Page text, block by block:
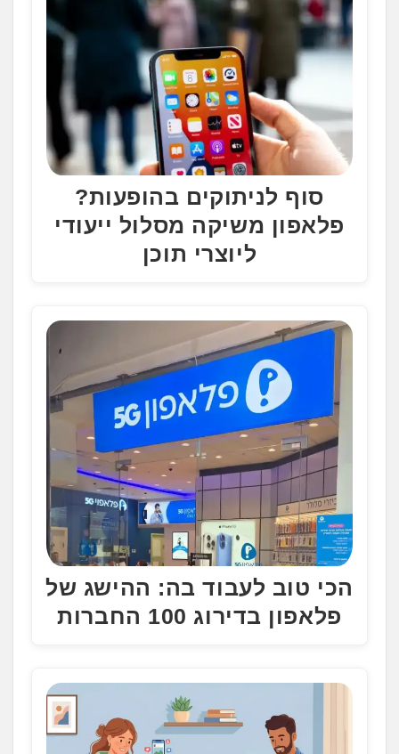
סוף לניתוקים בהופעות?
פלאפון משיקה מסלול ייעודי
ליוצרי תוכן
הכי טוב לעבוד בה: ההישג של
פלאפון בדירוג 100 החברות